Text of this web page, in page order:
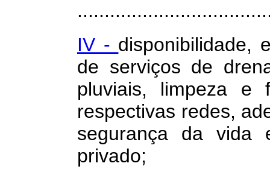
IV - disponibilidade,
de serviços de
pluviais, limpeza e
respectivas redes,
segurança da vida
privado;